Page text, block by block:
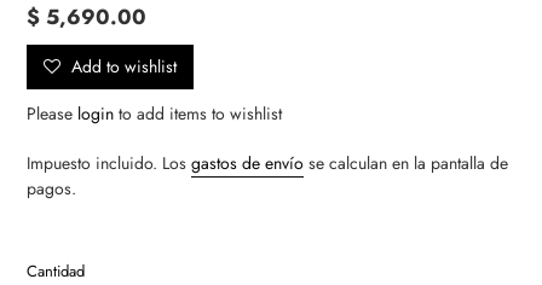
Precio
habitual
$ 5,690.00
Add to wishlist
Please login to add items to wishlist
Impuesto incluido. Los gastos de envío se calculan en la pantalla de
pagos.
Cantidad